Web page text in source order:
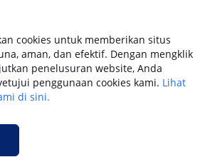
cookies untuk memberikan situs
aman, dan efektif. Dengan mengklik
penelusuran website, Anda
penggunaan cookies kami. Lihat
di sini.